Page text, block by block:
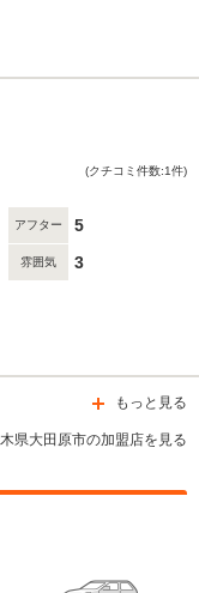
(クチコミ件数:1件)
アフター 5
雰囲気 3
もっと見る
県大田原市の加盟店を見る